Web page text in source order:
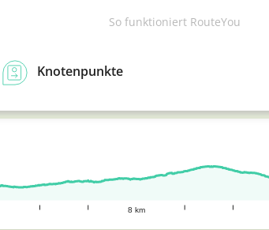
So funktioniert RouteYou
Knotenpunkte
8 km